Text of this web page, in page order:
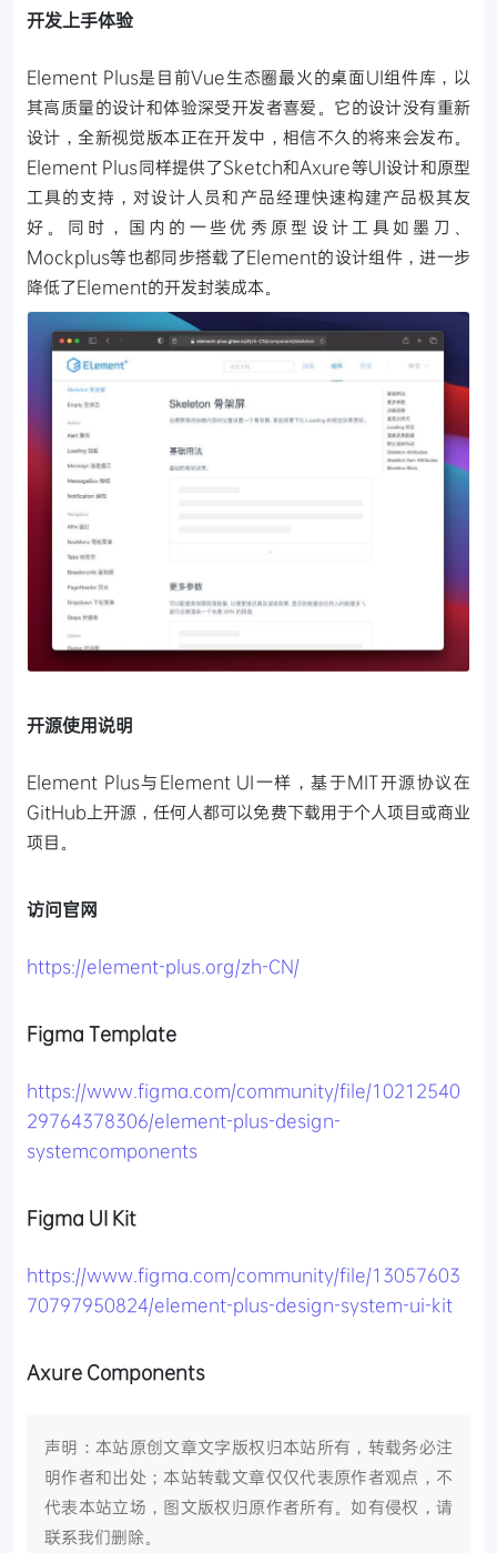
开发上手体验
Element Plus是目前Vue生态圈最火的桌面UI组件库，以
其高质量的设计和体验深受开发者喜爱。它的设计没有重新
设计，全新视觉版本正在开发中，相信不久的将来会发布。
Element Plus同样提供了Sketch和Axure等UI设计和原型
工具的支持，对设计人员和产品经理快速构建产品极其友
好。同时，国内的一些优秀原型设计工具如墨刀、
Mockplus等也都同步搭载了Element的设计组件，进一步
降低了Element的开发封装成本。
开源使用说明
Element Plus与Element UI一样，基于MIT开源协议在
GitHub上开源，任何人都可以免费下载用于个人项目或商业
项目。
访问官网
https://element-plus.org/zh-CN/
Figma Template
https://www.figma.com/community/file/10212540
29764378306/element-plus-design-
systemcomponents
Figma UI Kit
https://www.figma.com/community/file/13057603
70797950824/element-plus-design-system-ui-kit
Axure Components
声明：本站原创文章文字版权归本站所有，转载务必注
明作者和出处；本站转载文章仅仅代表原作者观点，不
代表本站立场，图文版权归原作者所有。如有侵权，请
联系我们删除。